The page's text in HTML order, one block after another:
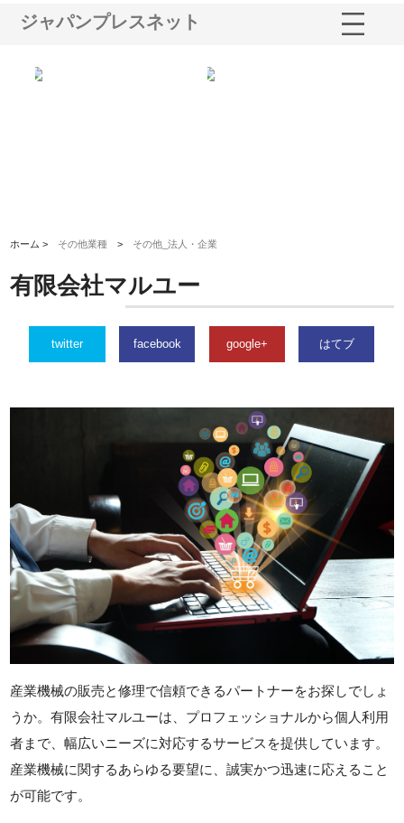
ジャパンプレスネット
ホーム > その他業種 > その他_法人・企業
有限会社マルユー
twitter facebook google+ はてブ
産業機械の販売と修理で信頼できるパートナーをお探しでしょ
うか。有限会社マルユーは、プロフェッショナルから個人利用
者まで、幅広いニーズに対応するサービスを提供しています。
産業機械に関するあらゆる要望に、誠実かつ迅速に応えること
が可能です。